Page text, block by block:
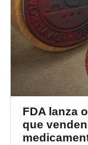
FDA lanza
que